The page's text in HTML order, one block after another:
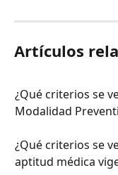
Artículos
¿Qué criterios se
Modalidad
¿Qué criterios se
aptitud médica